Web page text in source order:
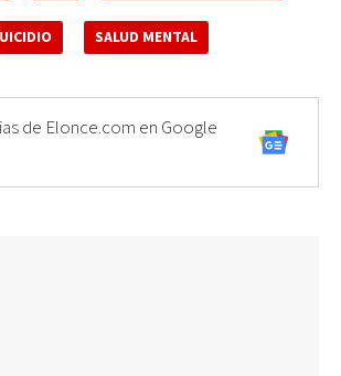
SALUD MENTAL
de Elonce.com en Google